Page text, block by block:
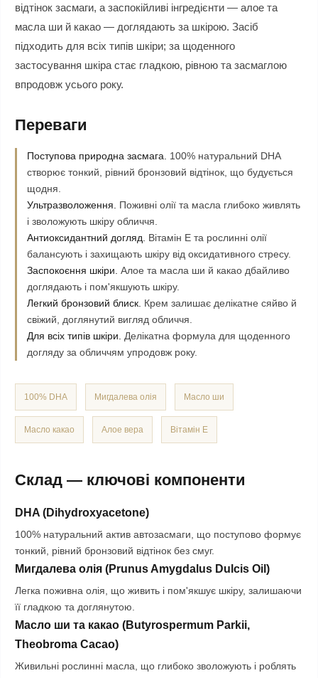
відтінок засмаги, а заспокійливі інгредієнти — алое та
масла ши й какао — доглядають за шкірою. Засіб
підходить для всіх типів шкіри; за щоденного
застосування шкіра стає гладкою, рівною та засмаглою
впродовж усього року.
Переваги
Поступова природна засмага.
100% натуральний DHA
створює тонкий, рівний бронзовий відтінок, що будується
щодня.
Ультразволоження.
Поживні олії та масла глибоко живлять
і зволожують шкіру обличчя.
Антиоксидантний догляд.
Вітамін Е та рослинні олії
балансують і захищають шкіру від оксидативного стресу.
Заспокоєння шкіри. Алое та масла ши й какао дбайливо
доглядають і пом'якшують шкіру.
Легкий бронзовий блиск. Крем залишає делікатне сяйво й
свіжий, доглянутий вигляд обличчя.
Для всіх типів шкіри.
Делікатна формула для щоденного
догляду за обличчям упродовж року.
100% DHA Мигдалева олія Масло ши
Масло какао Алое вера Вітамін E
Склад — ключові компоненти
DHA (Dihydroxyacetone)
100% натуральний актив автозасмаги, що поступово формує
тонкий, рівний бронзовий відтінок без смуг.
Мигдалева олія (Prunus Amygdalus Dulcis Oil)
Легка поживна олія, що живить і пом'якшує шкіру, залишаючи
її гладкою та доглянутою.
Масло ши та какао (Butyrospermum Parkii,
Theobroma Cacao)
Живильні рослинні масла, що глибоко зволожують і роблять